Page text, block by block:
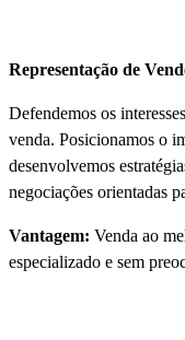
Representação de
Defendemos os
venda. Posicionamos o
desenvolvemos
negociações orientadas
Vantagem: Venda ao
especializado e sem